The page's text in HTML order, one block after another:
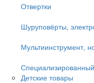
Отвертки
Шуруповёрты,
Мультиинструмент,
Детские товары